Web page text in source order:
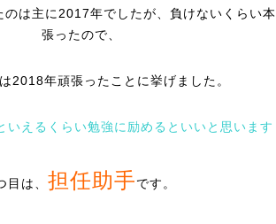
は主に2017年でしたが、負けないくらい
張ったので、
2018年頑張ったことに挙げました。
いえるくらい勉強に励めるといいと思います
目は、 担任助手です。